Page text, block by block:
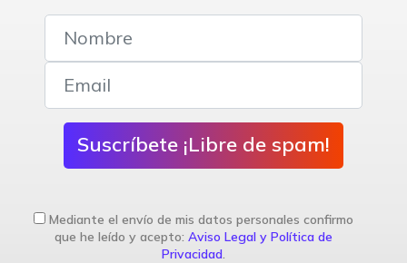
Suscríbete ¡Libre de spam!
Mediante el envío de mis datos personales confirmo
que he leído y acepto: Aviso Legal y Política de
Privacidad.